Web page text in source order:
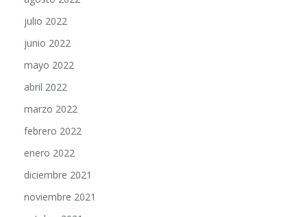
julio 2022
junio 2022
mayo 2022
abril 2022
marzo 2022
febrero 2022
enero 2022
diciembre 2021
noviembre 2021
octubre 2021